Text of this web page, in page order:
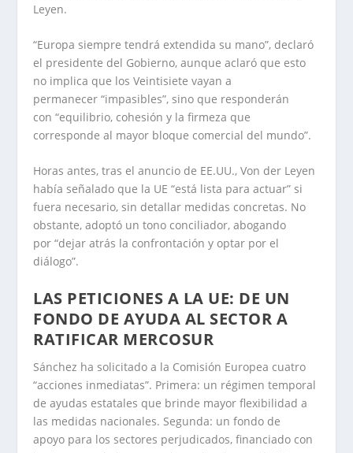
Leyen.
“Europa siempre tendrá extendida su mano”, declaró
el presidente del Gobierno, aunque aclaró que esto
no implica que los Veintisiete vayan a
permanecer “impasibles”, sino que responderán
con “equilibrio, cohesión y la firmeza que
corresponde al mayor bloque comercial del mundo”.
Horas antes, tras el anuncio de EE.UU., Von der Leyen
había señalado que la UE “está lista para actuar” si
fuera necesario, sin detallar medidas concretas. No
obstante, adoptó un tono conciliador, abogando
por “dejar atrás la confrontación y optar por el
diálogo”.
LAS PETICIONES A LA UE: DE UN
FONDO DE AYUDA AL SECTOR A
RATIFICAR MERCOSUR
Sánchez ha solicitado a la Comisión Europea cuatro
“acciones inmediatas”. Primera: un régimen temporal
de ayudas estatales que brinde mayor flexibilidad a
las medidas nacionales. Segunda: un fondo de
apoyo para los sectores perjudicados, financiado con